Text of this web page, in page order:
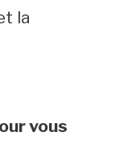
la
vous